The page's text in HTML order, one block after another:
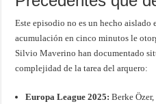
Este episodio no es un hecho
acumulación en cinco minutos le
Silvio Maverino han documentado
complejidad de la tarea del arquero:
Europa League 2025: Berke